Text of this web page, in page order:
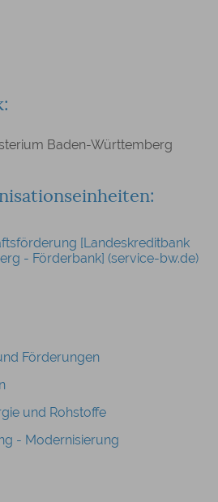
Baden-Württemberg
[Landeskreditbank
- Förderbank] (service-bw.de)
Förderungen
und Rohstoffe
- Modernisierung